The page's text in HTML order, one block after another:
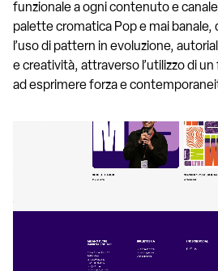
funzionale a ogni contenuto e
palette cromatica Pop e mai
l’uso di pattern in evoluzione,
e creatività, attraverso l’utilizzo di
ad esprimere forza e